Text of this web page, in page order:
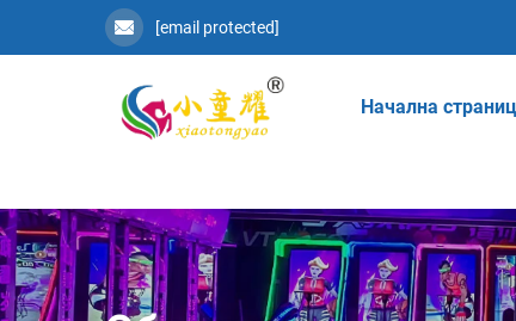
[email protected]
Начална